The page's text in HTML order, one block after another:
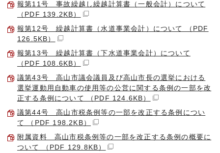
報第11号 事故繰越し繰越計算書（一般会計）について
（PDF 139.2KB）
報第12号 繰越計算書（水道事業会計）について （PDF
126.5KB）
報第13号 繰越計算書（下水道事業会計）について
（PDF 108.6KB）
議第43号 高山市議会議員及び高山市長の選挙における
選挙運動用自動車の使用等の公営に関する条例の一部を改
正する条例について （PDF 124.6KB）
議第44号 高山市税条例等の一部を改正する条例につい
て （PDF 198.2KB）
附属資料 高山市税条例等の一部を改正する条例の概要に
ついて （PDF 129.8KB）